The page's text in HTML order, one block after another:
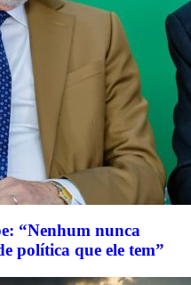
“Nenhum nunca
política que ele tem”